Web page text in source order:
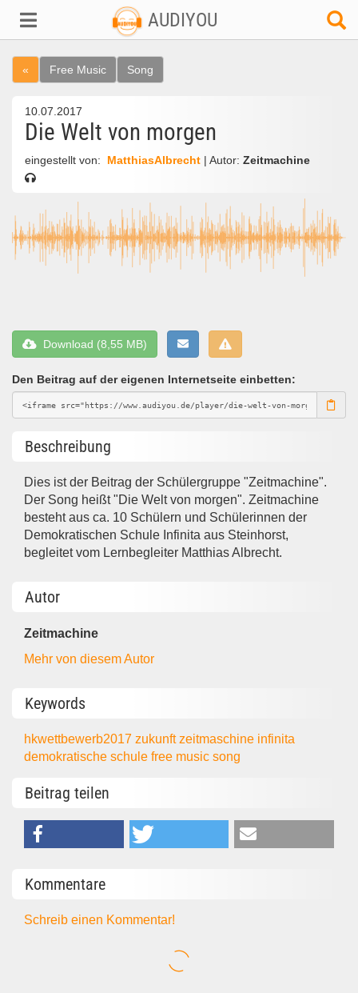
AUDIYOU
« Free Music Song
10.07.2017
Die Welt von morgen
eingestellt von: MatthiasAlbrecht | Autor: Zeitmachine
Download (8,55 MB)
Den Beitrag auf der eigenen Internetseite einbetten:
Beschreibung
Dies ist der Beitrag der Schülergruppe "Zeitmachine".
Der Song heißt "Die Welt von morgen". Zeitmachine
besteht aus ca. 10 Schülern und Schülerinnen der
Demokratischen Schule Infinita aus Steinhorst,
begleitet vom Lernbegleiter Matthias Albrecht.
Autor
Zeitmachine
Mehr von diesem Autor
Keywords
hkwettbewerb2017zukunftzeitmaschine infinita
demokratische schulefree musicsong
Beitrag teilen
Kommentare
Schreib einen Kommentar!